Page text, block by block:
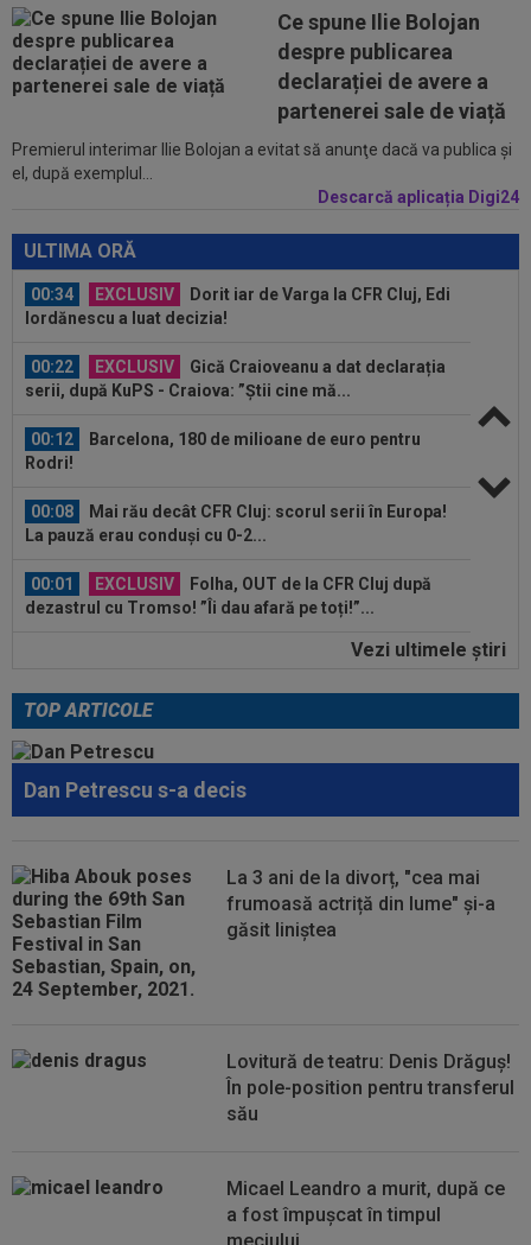
Ce spune Ilie Bolojan
despre publicarea
declarației de avere a
partenerei sale de viață
Premierul interimar Ilie Bolojan a evitat să anunţe dacă va publica şi
el, după exemplul...
Descarcă aplicația Digi24
ULTIMA ORĂ
dezastrul cu Tromso! ”Îi dau afară pe toți!”...
23:52 EXCLUSIV
Gigi Becali: ”Am vândut un jucător
00:43 EXCLUSIV
Lovitură de proporții: Ioan Varga,
gata să renunțe la CFR și să preia alt club...
Mihai Stoica. E prima oară când o zic”
00:34 EXCLUSIV
Dorit iar de Varga la CFR Cluj, Edi
Iordănescu a luat decizia!
00:22 EXCLUSIV
Gică Craioveanu a dat declarația
serii, după KuPS - Craiova: ”Știi cine mă...
00:12
Barcelona, 180 de milioane de euro pentru
Rodri!
00:08
Mai rău decât CFR Cluj: scorul serii în Europa!
La pauză erau conduși cu 0-2...
00:01 EXCLUSIV
Folha, OUT de la CFR Cluj după
dezastrul cu Tromso! ”Îi dau afară pe toți!”...
Gigi Becali: ”Am vândut un jucător
00:43 EXCLUSIV
Lovitură de proporții: Ioan Varga,
gata să renunțe la CFR și să preia alt club...
00:41 EXCLUSIV
Gigi Becali: ”Hai să-ți spun ce face
00:34 EXCLUSIV
Dorit iar de Varga la CFR Cluj, Edi
Iordănescu a luat decizia!
00:22 EXCLUSIV
Gică Craioveanu a dat declarația
serii, după KuPS - Craiova: ”Știi cine mă...
Vezi ultimele ştiri
TOP ARTICOLE
Dan Petrescu s-a decis
La 3 ani de la divorț, "cea mai
frumoasă actriță din lume" și-a
găsit liniștea
Lovitură de teatru: Denis Drăguș!
În pole-position pentru transferul
său
Micael Leandro a murit, după ce
a fost împușcat în timpul